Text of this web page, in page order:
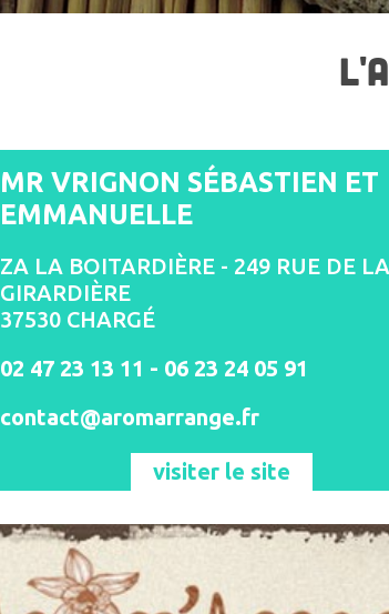
MR VRIGNON SÉBASTIEN ET
EMMANUELLE
ZA LA BOITARDIÈRE - 249 RUE DE LA
GIRARDIÈRE
37530 CHARGÉ
02 47 23 13 11 - 06 23 24 05 91
contact@aromarrange.fr
visiter le site